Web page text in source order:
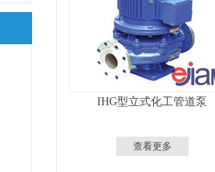
IHG型立式化工管道泵
查看更多